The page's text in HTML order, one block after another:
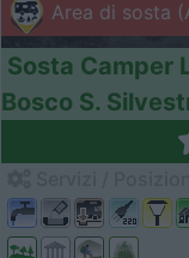
Area di sosta
Sosta Camper
Bosco S.